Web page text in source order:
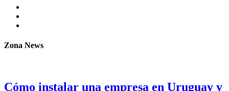
Zona News
Cómo instalar una empresa en Uruguay y